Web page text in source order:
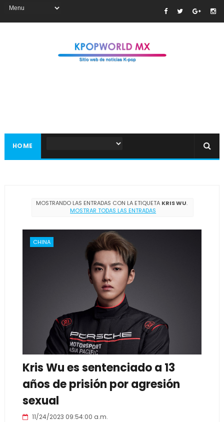
HOME
MOSTRANDO LAS ENTRADAS CON LA ETIQUETA KRIS WU.
MOSTRAR TODAS LAS ENTRADAS
CHINA
Kris Wu es sentenciado a 13
años de prisión por agresión
sexual
11/24/2023 09:54:00 a.m.